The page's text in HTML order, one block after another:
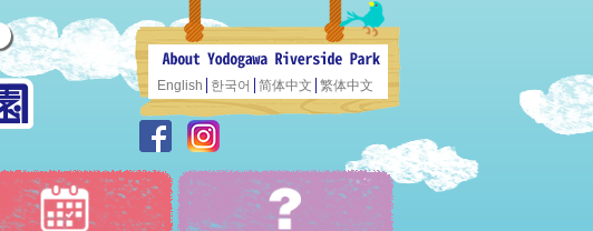
English 한국어 简体中文 繁体中文